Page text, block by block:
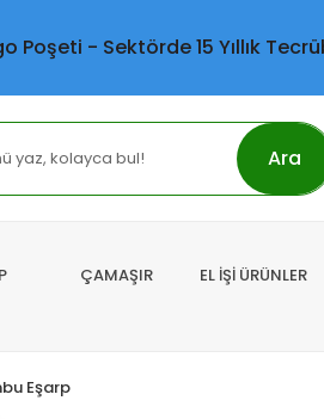
- Sektörde 15 Yıllık
Ara
ÇAMAŞIR EL İŞİ ÜRÜNLER
Eşarp